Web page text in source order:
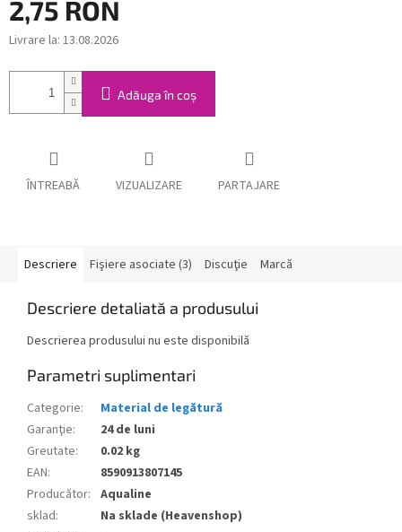
2,75 RON
Evaluare
Livrare la: 13.08.2026
Adăuga în coş
ÎNTREABĂ VIZUALIZARE PARTAJARE
Descriere Fişiere asociate (3) Discuţie Marcă
Descriere detaliată a produsului
Descrierea produsului nu este disponibilă
Parametri suplimentari
Categorie:
Material de legătură
Garanţie:
24 de luni
Greutate:
0.02 kg
EAN:
8590913807145
Producător: Aqualine
sklad:
Na sklade (Heavenshop)